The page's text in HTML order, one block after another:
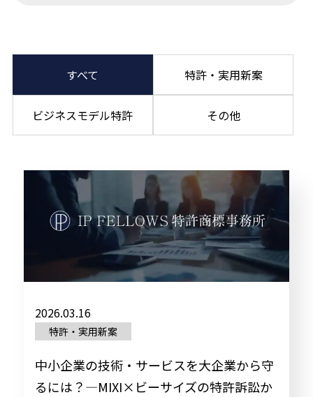
すべて 特許・実用新案
ビジネスモデル特許 その他
2026.03.16
特許・実用新案
中小企業の技術・サービスを大企業から守
るには？―MIXI×ビーサイズの特許訴訟か